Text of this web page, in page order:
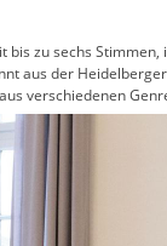
bis zu sechs
aus der
verschiedenen